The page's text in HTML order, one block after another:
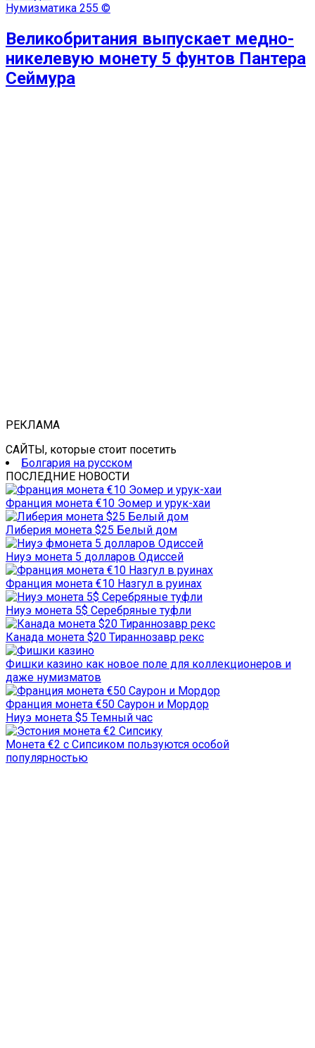
Нумизматика 255 ©
Великобритания выпускает медно-
никелевую монету 5 фунтов Пантера
Сеймура
РЕКЛАМА
САЙТЫ, которые стоит посетить
Болгария на русском
ПОСЛЕДНИЕ НОВОСТИ
Франция монета €10 Эомер и урук-хаи
Либерия монета $25 Белый дом
Ниуэ монета 5 долларов Одиссей
Франция монета €10 Назгул в руинах
Ниуэ монета 5$ Серебряные туфли
Канада монета $20 Тираннозавр рекс
Фишки казино как новое поле для коллекционеров и
даже нумизматов
Франция монета €50 Саурон и Мордор
Ниуэ монета $5 Темный час
Монета €2 с Сипсиком пользуются особой
популярностью